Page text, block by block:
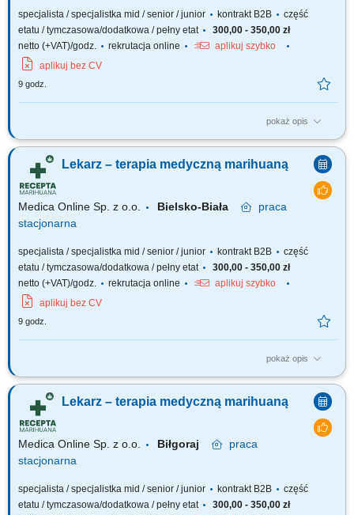
specjalista / specjalistka mid / senior / junior kontrakt B2B
część
etatu / tymczasowa/dodatkowa / pełny etat
300,00 - 350,00 zł
netto (+VAT)/godz.
rekrutacja online
aplikuj szybko
aplikuj bez CV
9 godz.
pokaż opis
Zapraszamy do współpracy z naszą firmą specjalizującą się w medycznej
marihuanie, działającej stacjonarnie. Poszukujemy doświadczonych
lekarzy i lekarek różnych specjalizacji, którzy są otwarci na rozwój oraz
poszerzanie wiedzy, aby dołączyć do naszego zespołu jako tzn. Lekarz...
Lekarz – terapia medyczną marihuaną
Medica Online Sp. z o.o. Bielsko-Biała
praca
stacjonarna
specjalista / specjalistka mid / senior / junior kontrakt B2B
część
etatu / tymczasowa/dodatkowa / pełny etat
300,00 - 350,00 zł
netto (+VAT)/godz.
rekrutacja online
aplikuj szybko
aplikuj bez CV
9 godz.
pokaż opis
Zapraszamy do współpracy z naszą firmą specjalizującą się w medycznej
marihuanie, działającej stacjonarnie. Poszukujemy doświadczonych
lekarzy i lekarek różnych specjalizacji, którzy są otwarci na rozwój oraz
poszerzanie wiedzy, aby dołączyć do naszego zespołu jako tzn. Lekarz...
Lekarz – terapia medyczną marihuaną
Medica Online Sp. z o.o. Biłgoraj
praca
stacjonarna
specjalista / specjalistka mid / senior / junior kontrakt B2B
część
etatu / tymczasowa/dodatkowa / pełny etat
300,00 - 350,00 zł